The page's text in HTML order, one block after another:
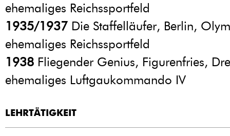
ehemaliges Reichssportfeld
1935/1937 Die Staffelläufer, Berlin,
ehemaliges Reichssportfeld
1938 Fliegender Genius, Figurenfries,
ehemaliges Luftgaukommando IV
LEHRTÄTIGKEIT